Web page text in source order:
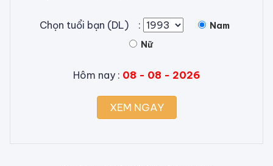
Chọn tuổi bạn (DL) :
Nam
Nữ
Hôm nay : 08 - 08 - 2026
XEM NGAY